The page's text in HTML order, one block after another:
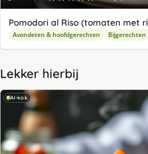
Pomodori al Riso (tomaten met
Avondeten & hoofdgerechten Bijgerechten
Lekker hierbij
AI-kok